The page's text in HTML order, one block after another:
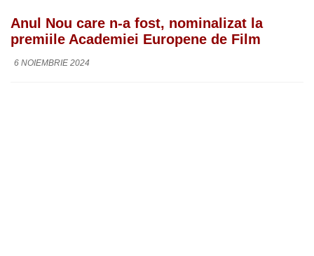
Anul Nou care n-a fost, nominalizat la
premiile Academiei Europene de Film
6 NOIEMBRIE 2024